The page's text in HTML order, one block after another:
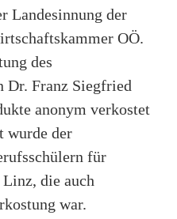
Landesinnung der
OÖ.
des
Dr. Franz Siegfried
anonym verkostet
wurde der
für
die auch
war.